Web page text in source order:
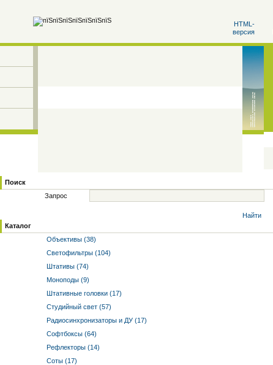
HTML-
версия
Поиск
Запрос
Найти
Каталог
Объективы (38)
Светофильтры (104)
Штативы (74)
Моноподы (9)
Штативные головки (17)
Студийный свет (57)
Радиосинхронизаторы и ДУ (17)
Софтбоксы (64)
Рефлекторы (14)
Соты (17)